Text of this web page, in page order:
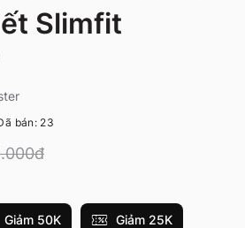
Slimfit
bán: 23
Giảm 50K Giảm 25K